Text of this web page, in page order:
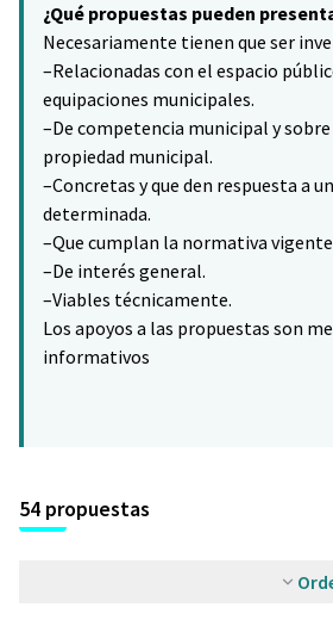
−
¿Qué propuestas pueden
Necesariamente tienen que ser
–Relacionadas con el espacio
equipaciones municipales.
–De competencia municipal y sobre
propiedad municipal.
–Concretas y que den respuesta a
determinada.
–Que cumplan la normativa
–De interés general.
–Viables técnicamente.
Los apoyos a las propuestas son
informativos
54 propuestas